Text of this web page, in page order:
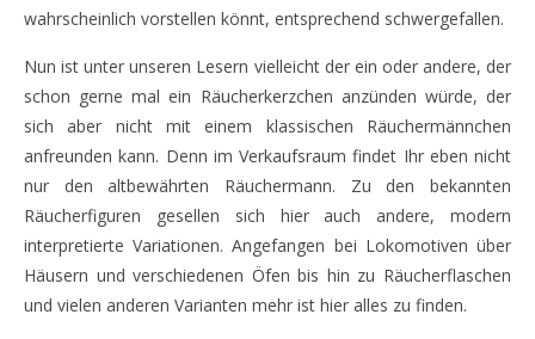
wahrscheinlich vorstellen könnt, entsprechend schwergefallen.
Nun ist unter unseren Lesern vielleicht der ein oder andere, der
schon gerne mal ein Räucherkerzchen anzünden würde, der
sich aber nicht mit einem klassischen Räuchermännchen
anfreunden kann. Denn im Verkaufsraum findet Ihr eben nicht
nur den altbewährten Räuchermann. Zu den bekannten
Räucherfiguren gesellen sich hier auch andere, modern
interpretierte Variationen. Angefangen bei Lokomotiven über
Häusern und verschiedenen Öfen bis hin zu Räucherflaschen
und vielen anderen Varianten mehr ist hier alles zu finden.